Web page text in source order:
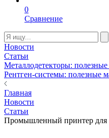
0
Сравнение
Новости
Статьи
Металлодетекторы:
Рентген-системы: полезные
Главная
Новости
Статьи
Промышленный принтер для